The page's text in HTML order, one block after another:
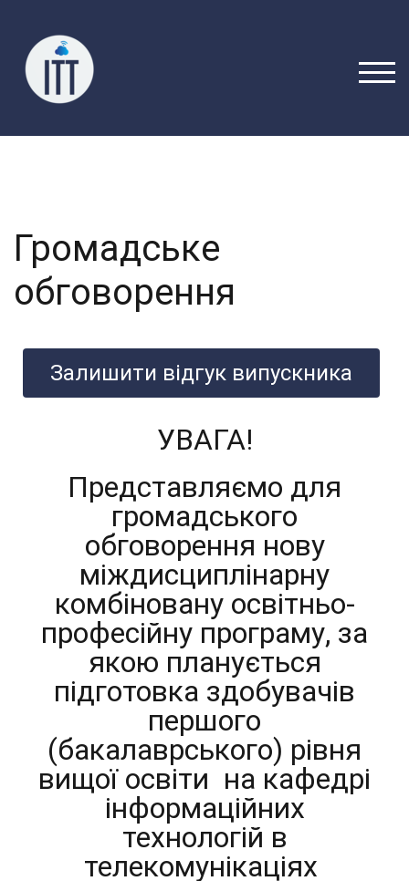
Громадське
обговорення
Залишити відгук випускника
УВАГА!
Представляємо для
громадського
обговорення нову
міждисциплінарну
комбіновануосвітньо-
професійну програму, за
якою планується
підготовка здобувачів
першого
(бакалаврського) рівня
вищої освіти на кафедрі
інформаційних
технологій в
телекомунікаціях